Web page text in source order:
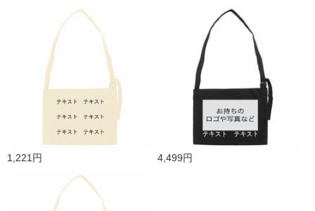
1,221円 4,499円